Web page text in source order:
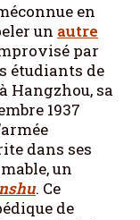
en
un autre
par
étudiants de
Hangzhou, sa
1937
dans ses
un
. Ce
de